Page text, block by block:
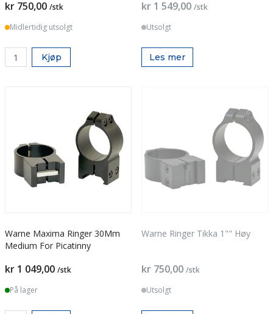
kr 750,00 /stk
Midlertidig utsolgt
Kjøp
kr 1 549,00 /stk
Utsolgt
Les mer
Warne Maxima Ringer 30Mm
Medium For Picatinny
kr 1 049,00 /stk
På lager
Warne Ringer Tikka 1"" Høy
kr 750,00 /stk
Utsolgt